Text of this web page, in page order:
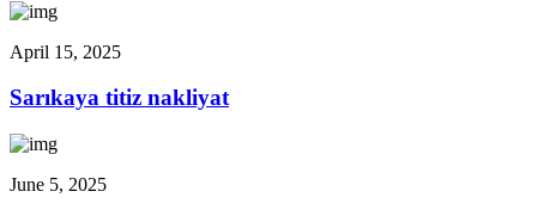
April 15, 2025
Sarıkaya titiz nakliyat
June 5, 2025